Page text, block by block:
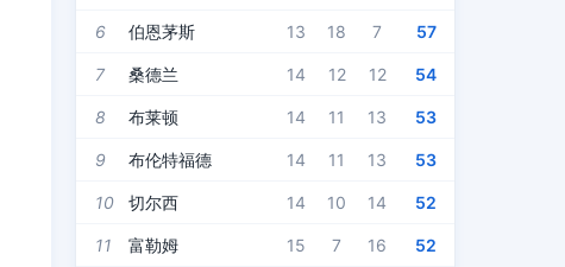
6 伯恩茅斯 13 18 7 57
7 桑德兰 14 12 12 54
8 布莱顿 14 11 13 53
9 布伦特福德 14 11 13 53
10 切尔西 14 10 14 52
11 富勒姆 15 7 16 52